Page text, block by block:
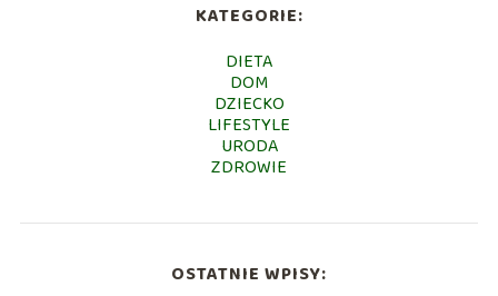
KATEGORIE:
DIETA
DOM
DZIECKO
LIFESTYLE
URODA
ZDROWIE
OSTATNIE WPISY: